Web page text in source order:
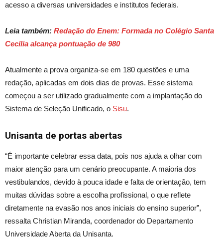
acesso a diversas universidades e institutos federais.
Leia também: Redação do Enem: Formada no Colégio Santa
Cecília alcança pontuação de 980
Atualmente a prova organiza-se em 180 questões e uma
redação, aplicadas em dois dias de provas. Esse sistema
começou a ser utilizado gradualmente com a implantação do
Sistema de Seleção Unificado, o Sisu.
Unisanta de portas abertas
“É importante celebrar essa data, pois nos ajuda a olhar com
maior atenção para um cenário preocupante. A maioria dos
vestibulandos, devido à pouca idade e falta de orientação, tem
muitas dúvidas sobre a escolha profissional, o que reflete
diretamente na evasão nos anos iniciais do ensino superior”,
ressalta Christian Miranda, coordenador do Departamento
Universidade Aberta da Unisanta.